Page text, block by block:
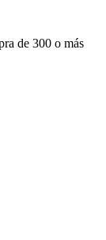
de 300 o más